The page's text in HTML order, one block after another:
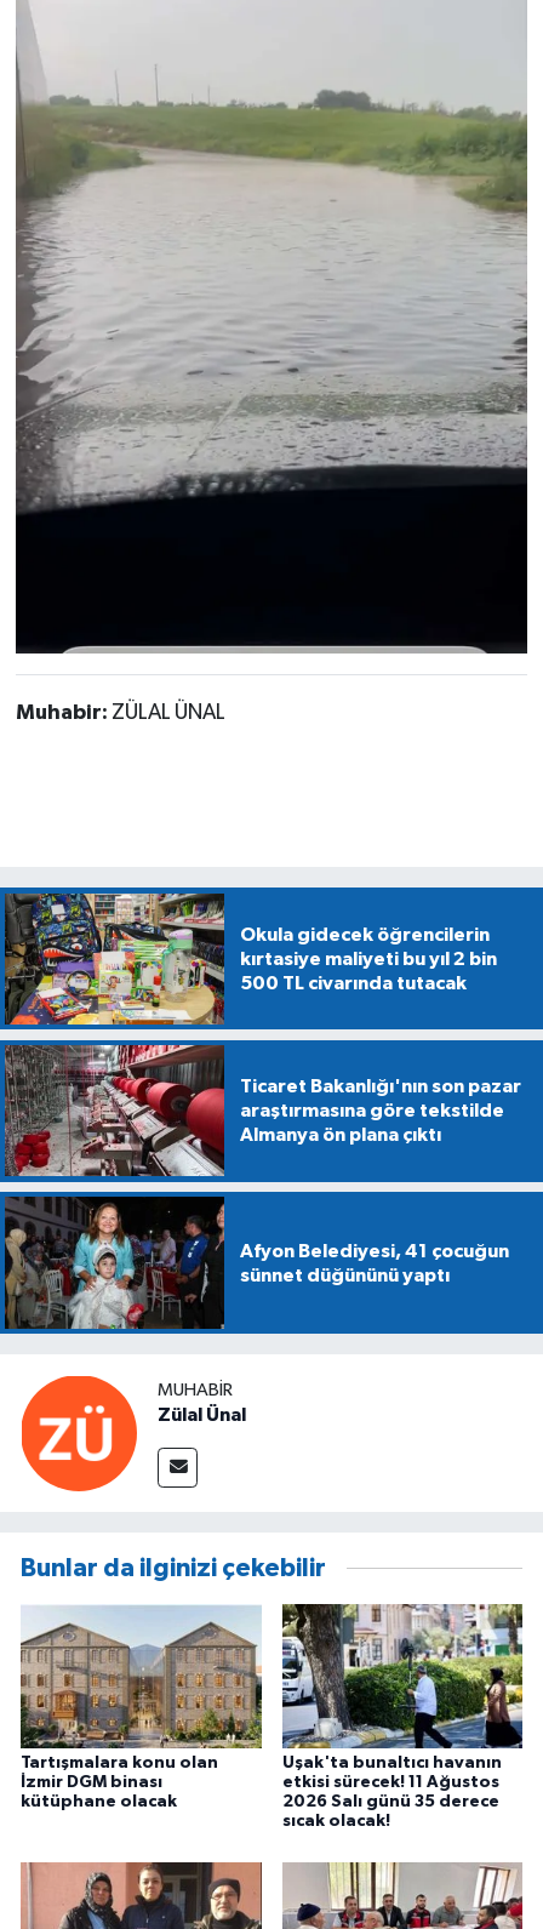
Muhabir: ZÜLAL ÜNAL
Okula gidecek öğrencilerin
kırtasiye maliyeti bu yıl 2 bin
500 TL civarında tutacak
Ticaret Bakanlığı'nın son pazar
araştırmasına göre tekstilde
Almanya ön plana çıktı
Afyon Belediyesi, 41 çocuğun
sünnet düğününü yaptı
MUHABIR
Zülal Ünal
Bunlar da ilginizi çekebilir
Tartışmalara konu olan
İzmir DGM binası
kütüphane olacak
Uşak'ta bunaltıcı havanın
etkisi sürecek! 11 Ağustos
2026 Salı günü 35 derece
sıcak olacak!